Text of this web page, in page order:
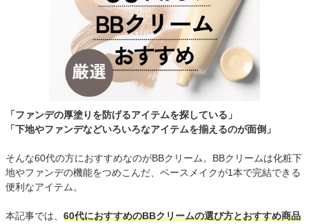
「ファンデの厚塗りを防げるアイテムを探している」
「下地やファンデなどいろいろなアイテムを揃えるのが面倒」
そんな60代の方におすすめなのがBBクリーム。BBクリームは化粧下
地やファンデの機能をつめこんだ、ベースメイクが1本で完結できる
便利なアイテム。
本記事では、 60代におすすめのBBクリームの選び方とおすすめ商品